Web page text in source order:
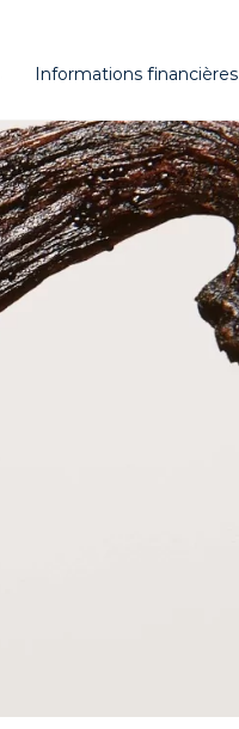
Informations financières